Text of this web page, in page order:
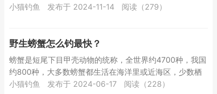
绍日本钓鱼方法的解答，让我们一起看看吧。日本钓螃蟹
小猫钓鱼 发布于 2024-11-14 阅读（279）
野生螃蟹怎么钓最快？
螃蟹是短尾下目甲壳动物的统称，全世界约4700种，我国
约800种，大多数螃蟹都生活在海洋里或近海区，少数栖
息在淡水中或陆地上，常见的有中华绒螯蟹、青蟹、梭
小猫钓鱼 发布于 2024-06-17 阅读（228）